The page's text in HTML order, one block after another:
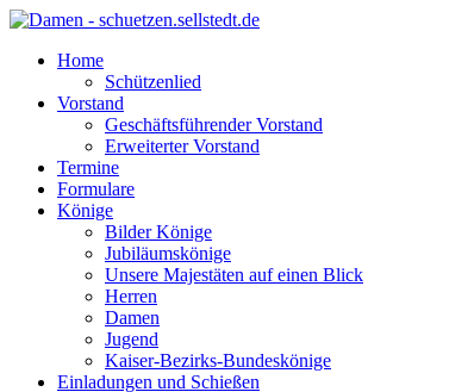
Home
Schützenlied
Vorstand
Geschäftsführender Vorstand
Erweiterter Vorstand
Termine
Formulare
Könige
Bilder Könige
Jubiläumskönige
Unsere Majestäten auf einen Blick
Herren
Damen
Jugend
Kaiser-Bezirks-Bundeskönige
Einladungen und Schießen